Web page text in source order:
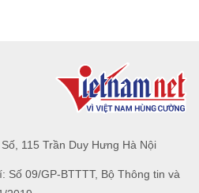
115 Trần Duy Hưng Hà Nội
Số 09/GP-BTTTT, Bộ Thông tin và